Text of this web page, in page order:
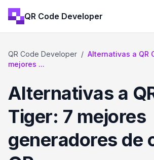
QR Code Developer
QR Code Developer / Alternativas a QR
mejores ...
Alternativas a
Tiger: 7 mejores
generadores de